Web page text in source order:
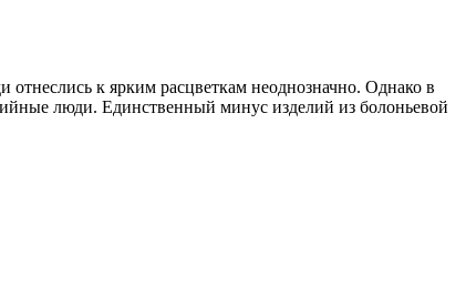
к ярким расцветкам неоднозначно. Однако в
люди. Единственный минус изделий из болоньевой